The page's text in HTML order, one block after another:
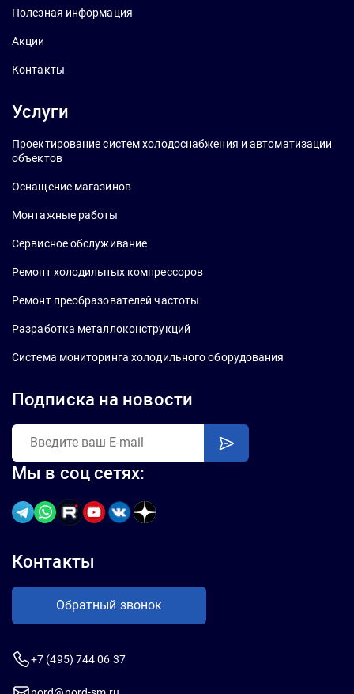
Полезная информация
Акции
Контакты
Услуги
Проектирование систем холодоснабжения и автоматизации
объектов
Оснащение магазинов
Монтажные работы
Сервисное обслуживание
Ремонт холодильных компрессоров
Ремонт преобразователей частоты
Разработка металлоконструкций
Система мониторинга холодильного оборудования
Подписка на новости
Мы в соц сетях:
Контакты
Обратный звонок
+7 (495) 744 06 37